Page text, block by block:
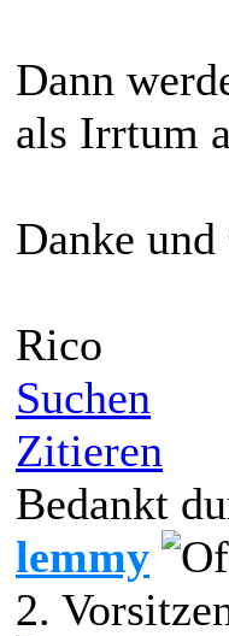
Dann
als Irrtum
Danke und
Rico
Suchen
Zitieren
Bedankt
lemmy
2.